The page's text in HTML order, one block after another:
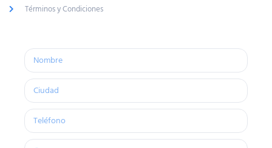
Términos y Condiciones